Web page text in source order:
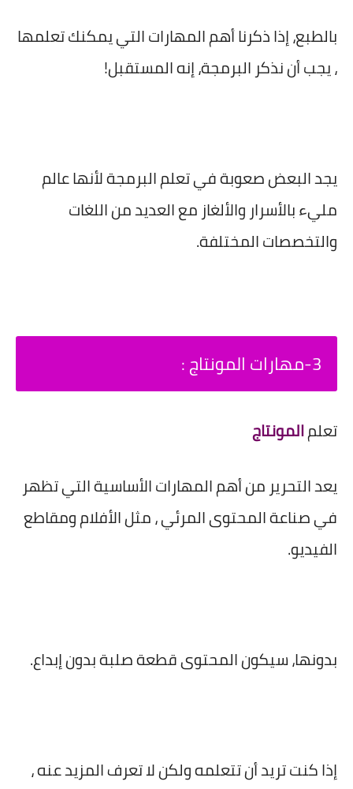
بالطبع، إذا ذكرنا أهم المهارات التي يمكنك تعلمها
، يجب أن نذكر البرمجة، إنه المستقبل!
يجد البعض صعوبة في تعلم البرمجة لأنها عالم
مليء بالأسرار والألغاز مع العديد من اللغات
والتخصصات المختلفة.
3-مهارات المونتاج :
تعلمالمونتاج
يعد التحرير من أهم المهارات الأساسية التي تظهر
في صناعة المحتوى المرئي ، مثل الأفلام ومقاطع
الفيديو.
بدونها، سيكون المحتوى قطعة صلبة بدون إبداع.
إذا كنت تريد أن تتعلمه ولكن لا تعرف المزيد عنه ،